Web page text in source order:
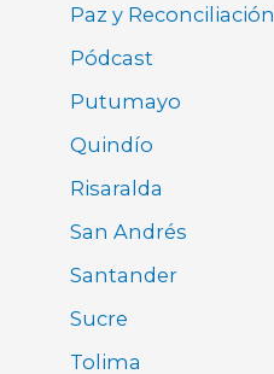
Paz y Reconciliación
Pódcast
Putumayo
Quindío
Risaralda
San Andrés
Santander
Sucre
Tolima